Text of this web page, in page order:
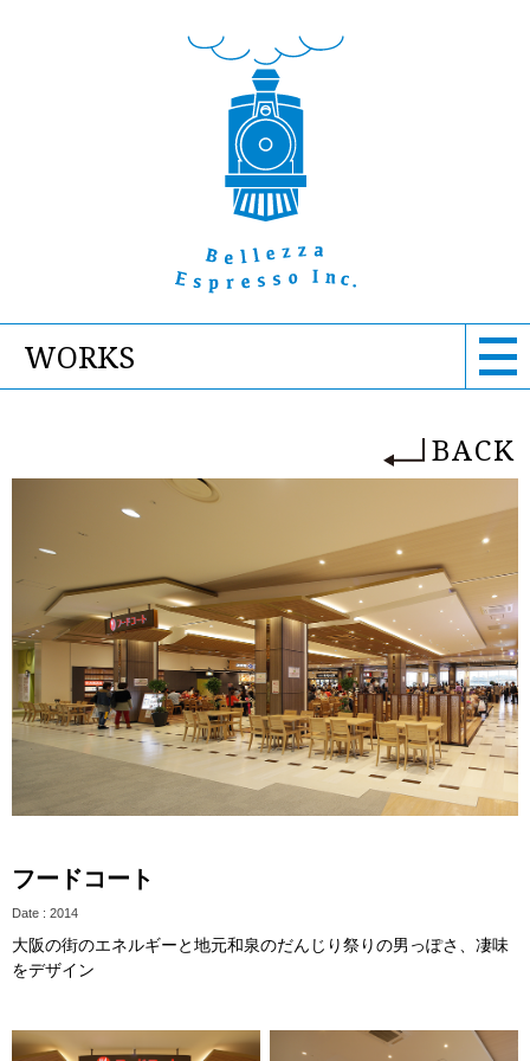
WORKS
BACK
フードコート
Date : 2014
大阪の街のエネルギーと地元和泉のだんじり祭りの男っぽさ、凄味
をデザイン